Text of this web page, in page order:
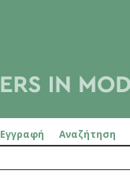
Εγγραφή Αναζήτηση